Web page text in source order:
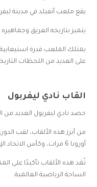
يقع ملعب أنفيلد في مدينة
يتميز بتاريخه العريق وجماهيره
على العديد من اللحظات
القاب نادي ليفربول
حصد نادي ليفربول العديد من
أوروبا 6 مرات، وكأس الاتحاد الإنجليزي 7 مرات.
تُعَد هذه الألقاب تأكيدًا على
الساحة الرياضية العالمية.